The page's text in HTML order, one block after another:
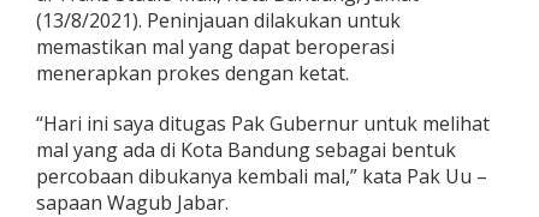
(13/8/2021). Peninjauan dilakukan untuk
memastikan mal yang dapat beroperasi
menerapkan prokes dengan ketat.
“Hari ini saya ditugas Pak Gubernur untuk melihat
mal yang ada di Kota Bandung sebagai bentuk
percobaan dibukanya kembali mal,” kata Pak Uu –
sapaan Wagub Jabar.